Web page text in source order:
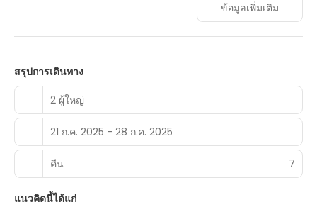
Pamper yourself with a visit to the spa, which offers body
treatments and facials. After a day at the private beach,
you can enjoy other recreational amenities including an
complimentary wireless internet access, concierge
services, and a banquet hall.
Make yourself at home in one of the 83 air-conditioned
rooms featuring free minibar items and Smart televisions.
Your memory foam bed comes with premium bedding.
Rooms have private lanais. Complimentary wired and
wireless internet access keeps you connected, and cable
programming provides entertainment. Private bathrooms
with showers feature rainfall showerheads and hair dryers.
ข้อมูลเพิ่มเติม
สรุปการเดินทาง
2 ผู้ใหญ่
21 ก.ค. 2025 - 28 ก.ค. 2025
คืน 7
แนวคิดนี้ได้แก่